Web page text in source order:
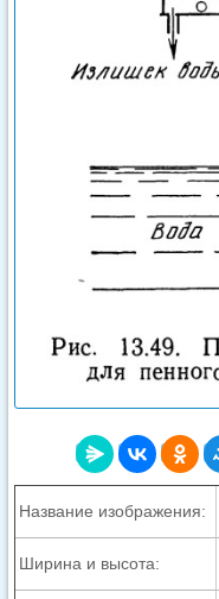
Название изображения:
Ширина и высота: